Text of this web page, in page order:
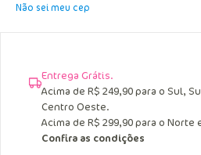
Não sei meu cep
Entrega Grátis.
Acima de R$ 249,90 para o Sul,
Centro Oeste.
Acima de R$ 299,90 para o Norte
Confira as condições